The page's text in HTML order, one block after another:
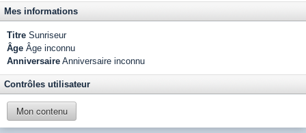
Mes informations
Titre Sunriseur
Âge Âge inconnu
Anniversaire Anniversaire inconnu
Contrôles utilisateur
Mon contenu